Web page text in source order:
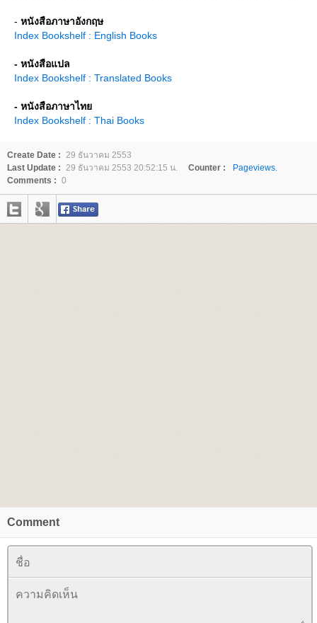
- หนังสือภาษาอังกฤษ
Index Bookshelf : English Books
- หนังสือแปล
Index Bookshelf : Translated Books
- หนังสือภาษาไท
Index Bookshelf : Thai Books
Create Date : 29 ธันวาคม 2553
Last Update : 29 ธันวาคม 2553 20:52:15 น. Counter :
Pageviews.
Comments : 0
Comment